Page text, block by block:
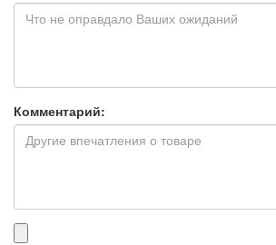
Комментарий:
Прикрепленные